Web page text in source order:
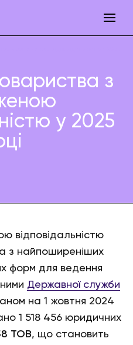
з
у 2025
відповідальністю
з найпоширеніших
форм для ведення
Державної служби
на 1 жовтня 2024
1 518 456 юридичних
ТОВ, що становить